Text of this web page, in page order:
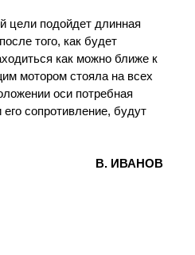
цели подойдет длинная
того, как будет
как можно ближе к
мотором стояла на всех
оси потребная
сопротивление, будут
В. ИВАНОВ